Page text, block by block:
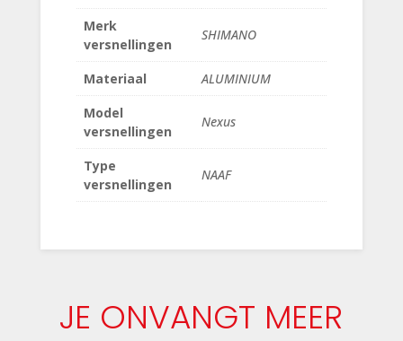
Merk
versnellingen
SHIMANO
Materiaal
ALUMINIUM
Model
versnellingen
Nexus
Type
versnellingen
NAAF
JE ONVANGT MEER